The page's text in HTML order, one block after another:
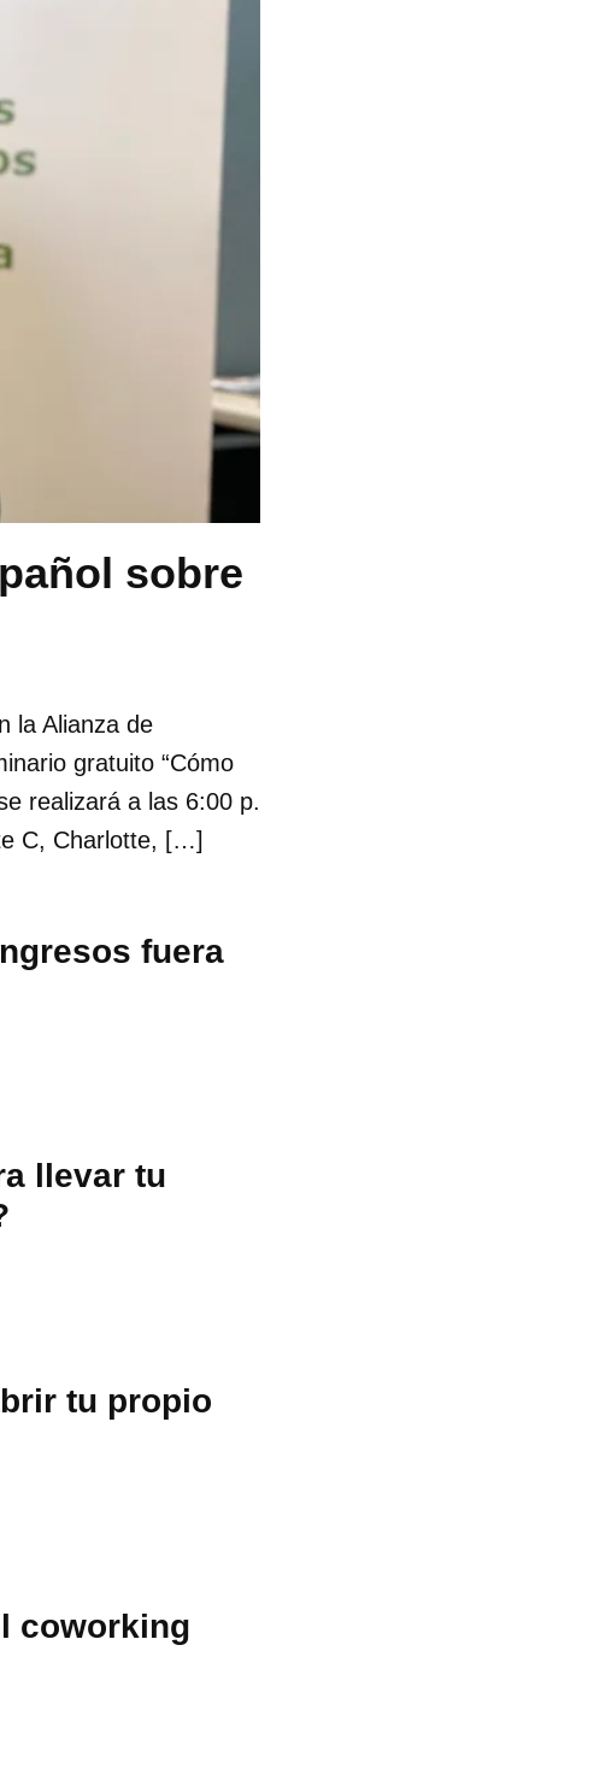
sobre
la Alianza de
gratuito “Cómo
realizará a las 6:00 p.
C, Charlotte, […]
fuera
llevar tu
tu propio
coworking